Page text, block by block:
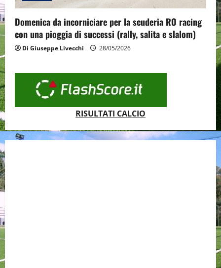
Domenica da incorniciare per la scuderia RO racing
con una pioggia di successi (rally, salita e slalom)
Di Giuseppe Livecchi 28/05/2026
RISULTATI CALCIO